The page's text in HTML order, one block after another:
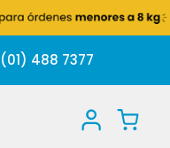
(01) 488 7377